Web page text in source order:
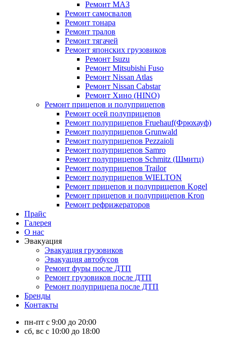
Ремонт МАЗ
Ремонт самосвалов
Ремонт тонара
Ремонт тралов
Ремонт тягачей
Ремонт японских грузовиков
Ремонт Isuzu
Ремонт Mitsubishi Fuso
Ремонт Nissan Atlas
Ремонт Nissan Cabstar
Ремонт Хино (HINO)
Ремонт прицепов и полуприцепов
Ремонт осей полуприцепов
Ремонт полуприцепов Fruehauf(Фрюхауф)
Ремонт полуприцепов Grunwald
Ремонт полуприцепов Pezzaioli
Ремонт полуприцепов Samro
Ремонт полуприцепов Schmitz (Шмитц)
Ремонт полуприцепов Trailor
Ремонт полуприцепов WIELTON
Ремонт прицепов и полуприцепов Kogel
Ремонт прицепов и полуприцепов Kron
Ремонт рефрижераторов
Прайс
Галерея
О нас
Эвакуация
Эвакуация грузовиков
Эвакуация автобусов
Ремонт фуры после ДТП
Ремонт грузовиков после ДТП
Ремонт полуприцепа после ДТП
Бренды
Контакты
пн-пт с 9:00 до 20:00
сб, вс с 10:00 до 18:00